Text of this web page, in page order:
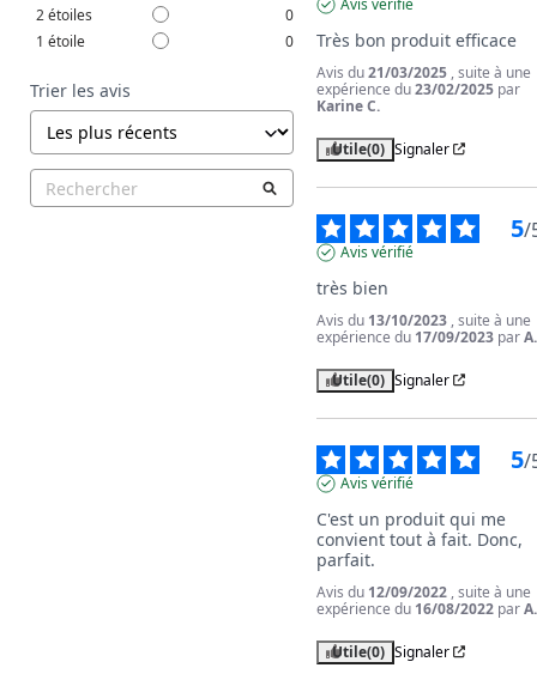
2étoiles
0
1 étoile 0
Trier les avis
Très bon produit efficace
Avis du21/03/2025 , suite à une
expérience du23/02/2025 par
Karine C.
Utile(0) Signaler
5/
Avis vérifié
très bien
Avis du 13/10/2023 , suite à une
expérience du 17/09/2023 par
Utile(0) Signaler
5/
Avis vérifié
C'est un produit qui me
convient tout à fait. Donc,
parfait.
Avis du 12/09/2022 , suite à une
expérience du 16/08/2022 par
Utile(0) Signaler